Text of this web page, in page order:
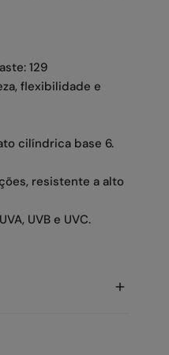
129
flexibilidade e
cilíndrica base 6.
resistente a alto
UVB e UVC.